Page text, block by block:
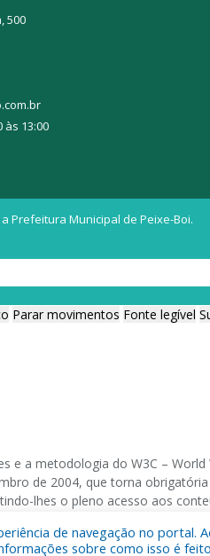
500
13:00
Prefeitura Municipal de Peixe-Boi.
de navegação no
sobre como isso é
Parar movimentos Fonte legível
e a metodologia do W3C –
de 2004, que torna
lhes o pleno acesso aos
testes em diversos